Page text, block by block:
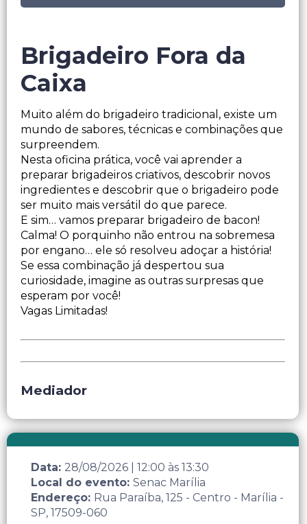
Brigadeiro Fora da
Caixa
Muito além do brigadeiro tradicional, existe um
mundo de sabores, técnicas e combinações que
surpreendem.
Nesta oficina prática, você vai aprender a
preparar brigadeiros criativos, descobrir novos
ingredientes e descobrir que o brigadeiro pode
ser muito mais versátil do que parece.
E sim… vamos preparar brigadeiro de bacon!
Calma! O porquinho não entrou na sobremesa
por engano… ele só resolveu adoçar a história!
Se essa combinação já despertou sua
curiosidade, imagine as outras surpresas que
esperam por você!
Vagas Limitadas!
Mediador
Data: 28/08/2026 12:00 às 13:30
Local do evento: Senac Marília
Endereço: Rua Paraíba, 125 - Centro - Marília -
SP, 17509-060